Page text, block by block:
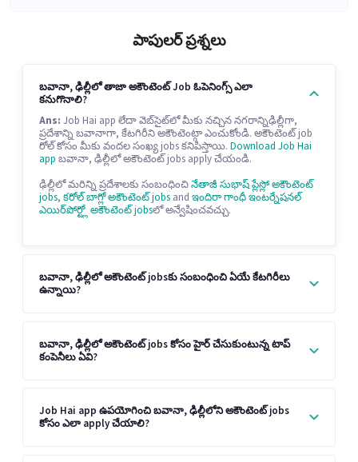
పాపులర్ ప్రశ్నలు
బవానా, ఢిల్లీలో తాజా అకౌంటెంట్ Job ఓపెనింగ్స్ ఎలా
కనుగొనాలి?
Ans: Job Hai app లేదా వెబ్‌సైట్‌లో మీకు నచ్చిన నగరాన్నిఢిల్లీగా,
ప్రదేశాన్ని బవానాగా, కేటగిరీని అకౌంటెంట్గా ఎంచుకోండి. అకౌంటెంట్ job
రోల్ కోసం మీకు వందల సంఖ్య jobs కనిపిస్తాయి. Download Job Hai
app బవానా, ఢిల్లీలో అకౌంటెంట్ jobs apply చేయండి.
ఢిల్లీలో మరిన్ని ప్రదేశాలకు సంబంధించినేతాజీ సుభాష్ ప్లేస్లో అకౌంటెంట్
jobs, కరోల్ బాగ్లో అకౌంటెంట్ jobs and ఇందిరా గాంధీ ఇంటర్నేషనల్
ఎయిర్‌పోర్ట్లో అకౌంటెంట్ jobsలో అన్వేషించవచ్చు.
బవానా, ఢిల్లీలో అకౌంటెంట్ jobsకు సంబంధించి ఏయే కేటగిరీలు
ఉన్నాయి?
బవానా, ఢిల్లీలో అకౌంటెంట్ jobs కోసం హైర్ చేసుకుంటున్న టాప్
కంపెనీలు ఏవి?
Job Hai app ఉపయోగించి బవానా, ఢిల్లీలోని అకౌంటెంట్ jobs
కోసం ఎలా apply చేయాలి?